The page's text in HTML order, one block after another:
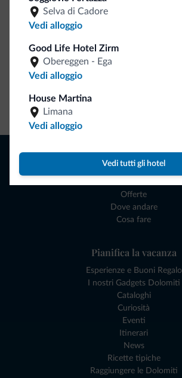
Selva di Cadore
Vedi alloggio
Good Life Hotel Zirm
Obereggen - Ega
Vedi alloggio
House Martina
Limana
Vedi alloggio
Vedi tutti gli hotel
Naviga
Dove dormire
Offerte
Dove andare
Cosa fare
Pianifica la vacanza
Esperienze e Buoni Regalo
I nostri Gadgets Dolomiti
Cataloghi
Curiosità
Eventi
Itinerari
News
Ricette tipiche
Raggiungere le Dolomiti